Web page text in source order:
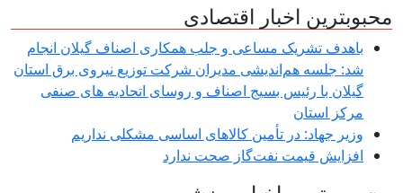
محبوبترین اخبار اقتصادی
باهدف تشریک مساعی و جلب همکاری اصناف گیلان انجام
شد: جلسه هم‌اندیشی مدیران شركت توزیع نیروی برق استان
گیلان با رئیس بسیج اصناف و روسای اتحادیه های صنفی
مركز استان
وزیر جهاد: در تأمین کالاهای اساسی مشکلی نداریم
افزایش قیمت نفت‌گاز صحت ندارد